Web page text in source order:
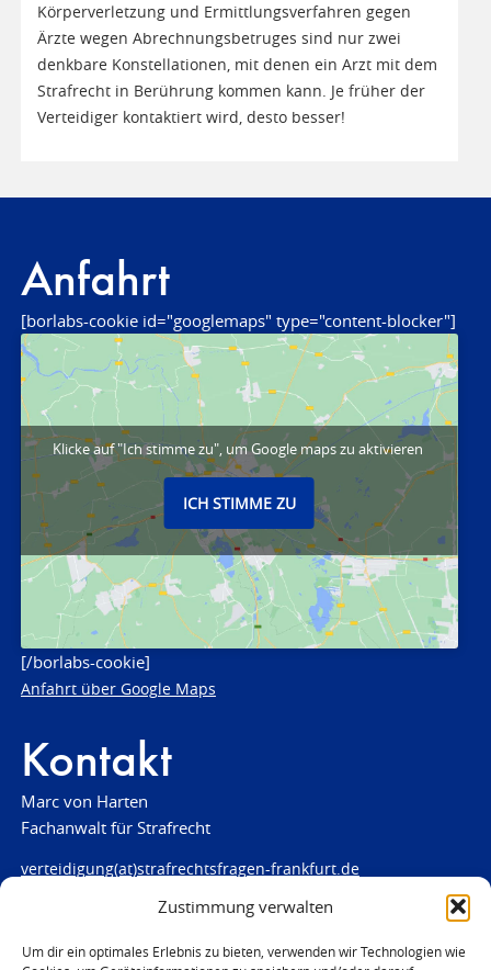
Zustimmung verwalten
Um dir ein optimales Erlebnis zu bieten, verwenden wir Technologien wie
Körperverletzung und Ermittlungsverfahren gegen
Ärzte wegen Abrechnungsbetruges sind nur zwei
denkbare Konstellationen, mit denen ein Arzt mit dem
Strafrecht in Berührung kommen kann. Je früher der
Verteidiger kontaktiert wird, desto besser!
Anfahrt
[borlabs-cookie id="googlemaps" type="content-blocker"]
Klicke auf "Ich stimme zu", um Google maps zu aktivieren
ICH STIMME ZU
[/borlabs-cookie]
Anfahrt über Google Maps
Kontakt
Marc von Harten
Fachanwalt für Strafrecht
verteidigung(at)strafrechtsfragen-frankfurt.de
www.strafrechtsfragen-frankfurt.de
Louisenstraße 84